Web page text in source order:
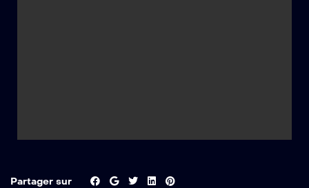
Partager sur